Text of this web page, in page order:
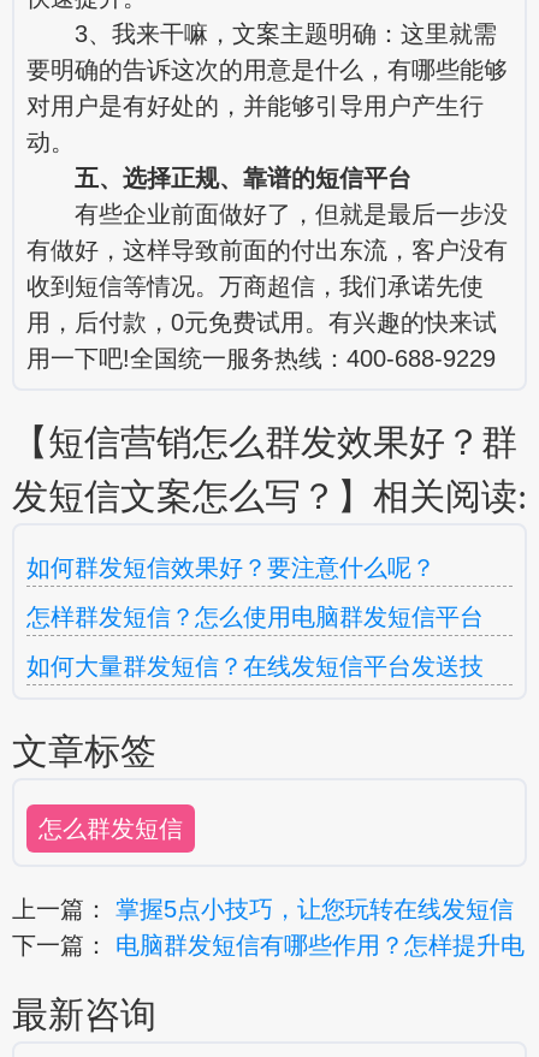
3、我来干嘛，文案主题明确：这里就需
要明确的告诉这次的用意是什么，有哪些能够
对用户是有好处的，并能够引导用户产生行
动。
五、选择正规、靠谱的短信平台
有些企业前面做好了，但就是最后一步没
有做好，这样导致前面的付出东流，客户没有
收到短信等情况。万商超信，我们承诺先使
用，后付款，0元免费试用。有兴趣的快来试
用一下吧!全国统一服务热线：400-688-9229
【短信营销怎么群发效果好？群
发短信文案怎么写？】相关阅读:
如何群发短信效果好？要注意什么呢？
怎样群发短信？怎么使用电脑群发短信平台
如何大量群发短信？在线发短信平台发送技
文章标签
怎么群发短信
上一篇： 掌握5点小技巧，让您玩转在线发短信
下一篇： 电脑群发短信有哪些作用？怎样提升电
最新咨询